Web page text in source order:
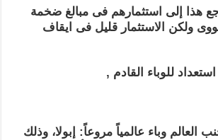
هذا إلى استثمارهم فى مبالغ ضخمة
ولكن الاستثمار قليل فى ايقاف
للوباء القادم ,
2014، تجنب العالم وباء عالمياً مروعاً: إبولا، وذلك